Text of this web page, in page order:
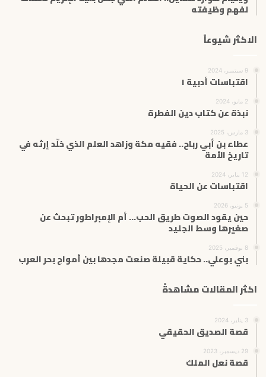
لفهم وظيفته
الاكثر شيوعاً
9 سبتمبر، 2024
اقتباسات أدبية ١
2 مايو، 2024
نبذة عن كتاب دين الفطرة
3 مارس، 2025
عطاء بن أبي رباح.. فقيه مكة وزاهد العلم الذي خلّد إرثه في
تاريخ الأمة
12 يناير، 2024
اقتباسات عن الحياة
5 يونيو، 2026
حين يقود الصوت طريق الحب… أم الإمبراطور تبحث عن
صغيرها وسط الجليد
8 نوفمبر، 2025
بني بوعلي.. حكاية قبيلة صنعت مجدها بين أمواج بحر العرب
اكثر المقالات مشاهدةً
3 يناير، 2024
قصة الصديق الحقيقي
29 ديسمبر، 2023
قصة نعل الملك